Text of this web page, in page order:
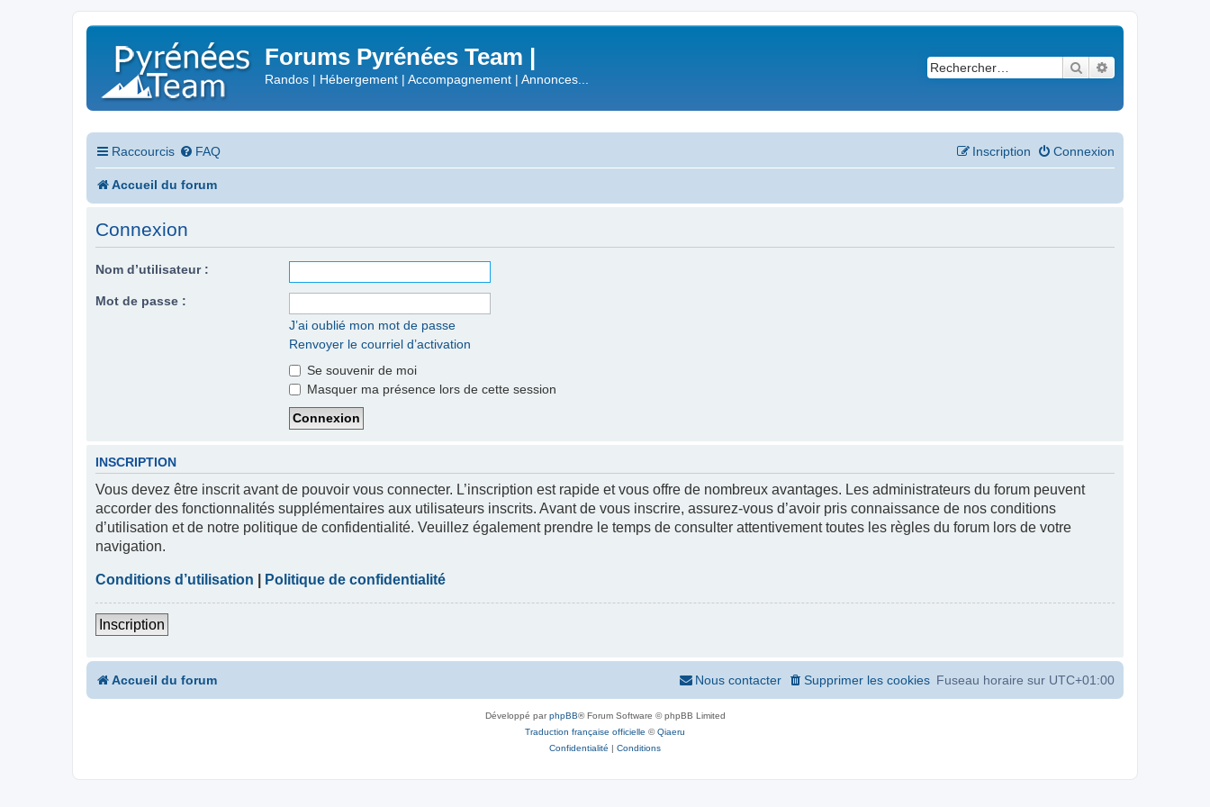
Forums Pyrénées Team |
Randos | Hébergement | Accompagnement | Annonces...
Rechercher
Raccourcis FAQ Connexion
Inscription
Accueil du forum
Connexion
Nom d’utilisateur :
Mot de passe :
J’ai oublié mon mot de passe
Renvoyer le courriel d’activation
Se souvenir de moi
Masquer ma présence lors de cette session
INSCRIPTION
Vous devez être inscrit avant de pouvoir vous connecter. L’inscription est rapide et vous offre de nombreux avantages. Les administrateurs du forum peuvent
accorder des fonctionnalités supplémentaires aux utilisateurs inscrits. Avant de vous inscrire, assurez-vous d’avoir pris connaissance de nos conditions
d’utilisation et de notre politique de confidentialité. Veuillez également prendre le temps de consulter attentivement toutes les règles du forum lors de votre
navigation.
Conditions d’utilisation Politique de confidentialité
Inscription
Accueil du forum Fuseau horaire sur UTC+01:00
Supprimer les cookies
Nous contacter
Développé parphpBB® Forum Software © phpBB Limited
Traduction française officielle ©Qiaeru
Confidentialité | Conditions